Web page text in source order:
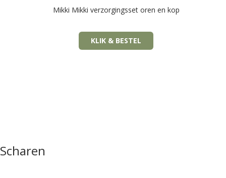
Mikki Mikki verzorgingsset oren en kop
KLIK & BESTEL
Scharen